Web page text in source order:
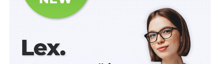
За правилами
підпункту 129.1.2 пункту 129.1 статті 129
пеня нараховується в день настання строку
погашення податкового зобов’язання, нарахованого
контролюючим органом або платником податків у
разі виявлення його заниження на суму такого